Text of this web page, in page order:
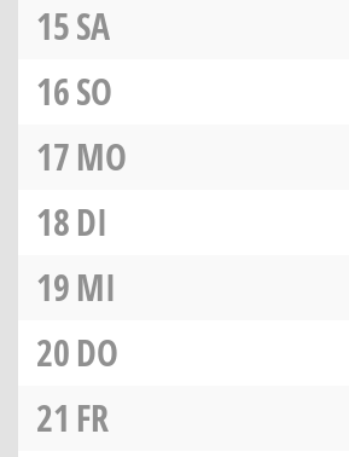
15SA
16SO
17MO
18DI
19MI
20DO
21 FR